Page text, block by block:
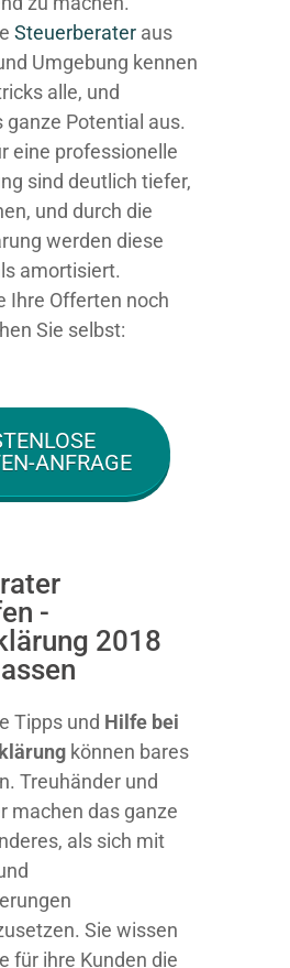
Steuerberater aus
Umgebung kennen
alle, und
ganze Potential aus.
eine professionelle
sind deutlich tiefer,
und durch die
werden diese
amortisiert.
Ihre Offerten noch
Sie selbst:
ANFRAGE
-
2018
Tipps und Hilfe bei
können bares
Treuhänder und
machen das ganze
als sich mit
Sie wissen
für ihre Kunden die